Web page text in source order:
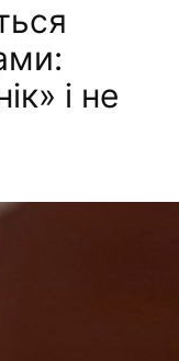
і не